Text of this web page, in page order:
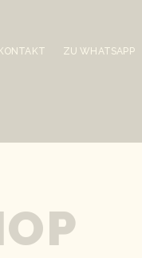
KONTAKT ZU WHATSAPP